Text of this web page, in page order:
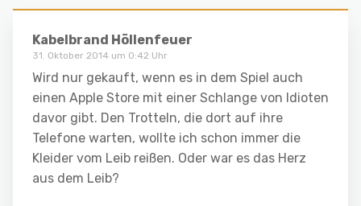
Kabelbrand Höllenfeuer
31. Oktober 2014 um 0:42 Uhr
Wird nur gekauft, wenn es in dem Spiel auch
einen Apple Store mit einer Schlange von Idioten
davor gibt. Den Trotteln, die dort auf ihre
Telefone warten, wollte ich schon immer die
Kleider vom Leib reißen. Oder war es das Herz
aus dem Leib?